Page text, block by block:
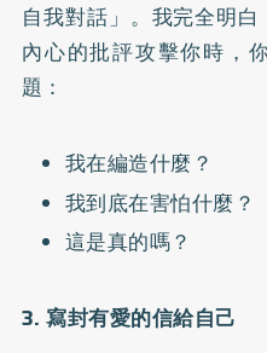
自我對話」。我完全明
內心的批評攻擊你時，
題：
我在編造什麼？
我到底在害怕什麼？
這是真的嗎？
3. 寫封有愛的信給自己